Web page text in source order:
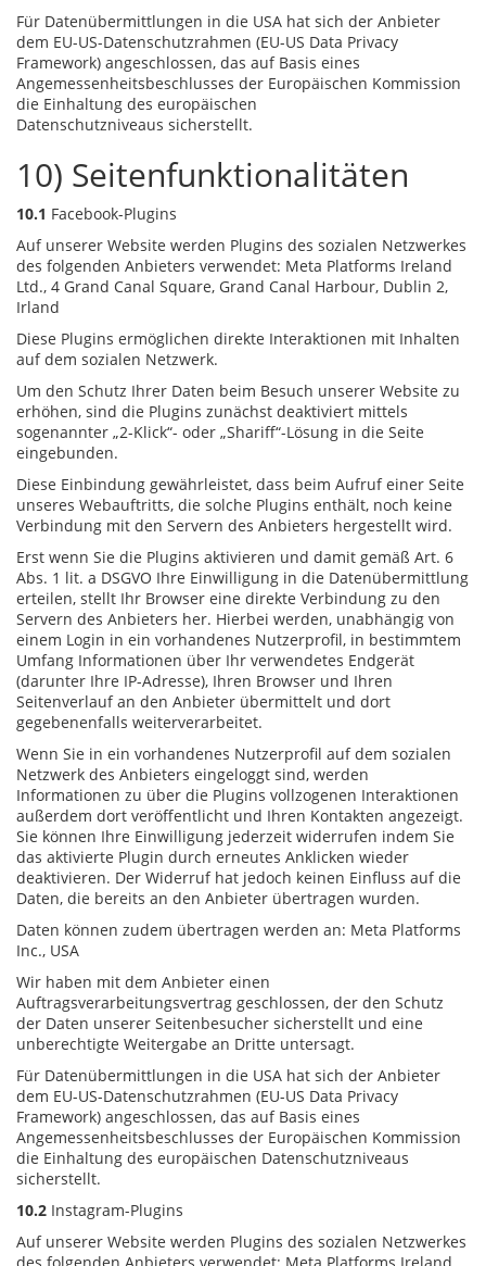
Für Datenübermittlungen in die USA hat sich der Anbieter
dem EU-US-Datenschutzrahmen (EU-US Data Privacy
Framework) angeschlossen, das auf Basis eines
Angemessenheitsbeschlusses der Europäischen Kommission
die Einhaltung des europäischen
Datenschutzniveaus sicherstellt.
10) Seitenfunktionalitäten
10.1 Facebook-Plugins
Auf unserer Website werden Plugins des sozialen Netzwerkes
des folgenden Anbieters verwendet: Meta Platforms Ireland
Ltd., 4 Grand Canal Square, Grand Canal Harbour, Dublin 2,
Irland
Diese Plugins ermöglichen direkte Interaktionen mit Inhalten
auf dem sozialen Netzwerk.
Um den Schutz Ihrer Daten beim Besuch unserer Website zu
erhöhen, sind die Plugins zunächst deaktiviert mittels
sogenannter „2-Klick“- oder „Shariff“-Lösung in die Seite
eingebunden.
Diese Einbindung gewährleistet, dass beim Aufruf einer Seite
unseres Webauftritts, die solche Plugins enthält, noch keine
Verbindung mit den Servern des Anbieters hergestellt wird.
Erst wenn Sie die Plugins aktivieren und damit gemäß Art. 6
Abs. 1 lit. a DSGVO Ihre Einwilligung in die Datenübermittlung
erteilen, stellt Ihr Browser eine direkte Verbindung zu den
Servern des Anbieters her. Hierbei werden, unabhängig von
einem Login in ein vorhandenes Nutzerprofil, in bestimmtem
Umfang Informationen über Ihr verwendetes Endgerät
(darunter Ihre IP-Adresse), Ihren Browser und Ihren
Seitenverlauf an den Anbieter übermittelt und dort
gegebenenfalls weiterverarbeitet.
Wenn Sie in ein vorhandenes Nutzerprofil auf dem sozialen
Netzwerk des Anbieters eingeloggt sind, werden
Informationen zu über die Plugins vollzogenen Interaktionen
außerdem dort veröffentlicht und Ihren Kontakten angezeigt.
Sie können Ihre Einwilligung jederzeit widerrufen indem Sie
das aktivierte Plugin durch erneutes Anklicken wieder
deaktivieren. Der Widerruf hat jedoch keinen Einfluss auf die
Daten, die bereits an den Anbieter übertragen wurden.
Daten können zudem übertragen werden an: Meta Platforms
Inc., USA
Wir haben mit dem Anbieter einen
Auftragsverarbeitungsvertrag geschlossen, der den Schutz
der Daten unserer Seitenbesucher sicherstellt und eine
unberechtigte Weitergabe an Dritte untersagt.
Für Datenübermittlungen in die USA hat sich der Anbieter
dem EU-US-Datenschutzrahmen (EU-US Data Privacy
Framework) angeschlossen, das auf Basis eines
Angemessenheitsbeschlusses der Europäischen Kommission
die Einhaltung des europäischen Datenschutzniveaus
sicherstellt.
10.2 Instagram-Plugins
Auf unserer Website werden Plugins des sozialen Netzwerkes